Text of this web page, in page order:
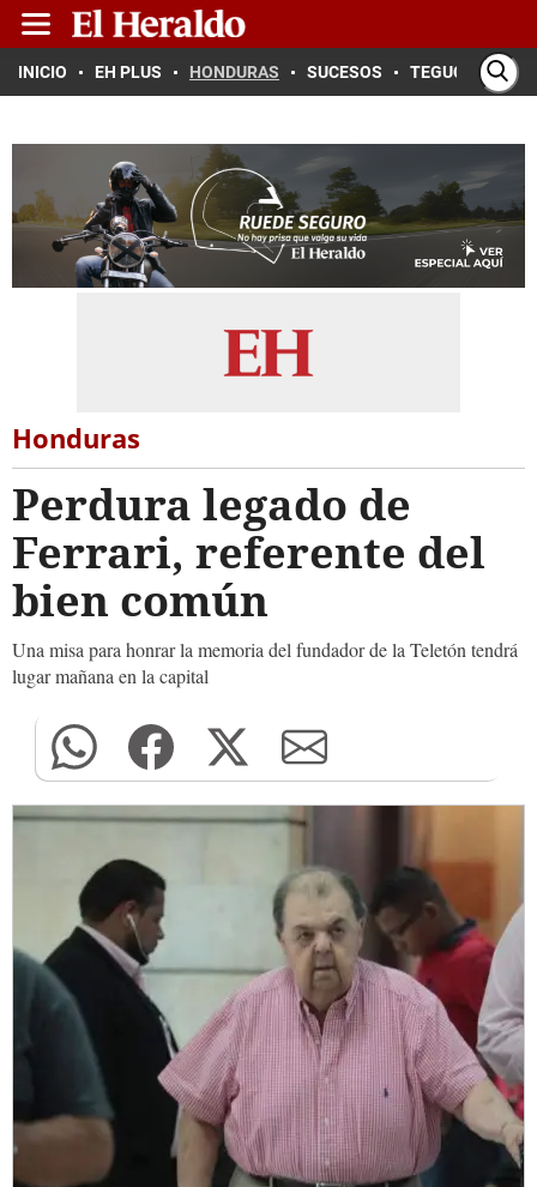
INICIO EH PLUS HONDURAS SUCESOS TEGUCIGALPA
Honduras
Perdura legado de
Ferrari, referente del
bien común
Una misa para honrar la memoria del fundador de la Teletón tendrá
lugar mañana en la capital